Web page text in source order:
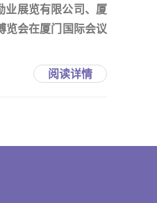
业展览有限公司、厦
览会在厦门国际会议
阅读详情